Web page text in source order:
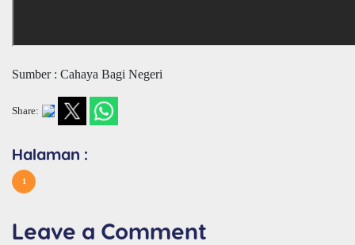
Sumber : Cahaya Bagi Negeri
Share:
Halaman :
1
Leave a Comment